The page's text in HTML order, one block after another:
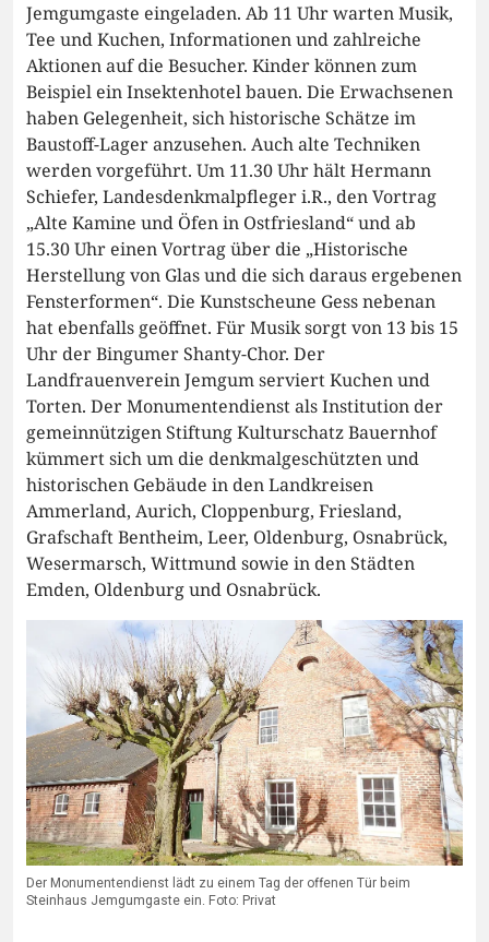
Jemgumgaste eingeladen. Ab 11 Uhr warten Musik,
Tee und Kuchen, Informationen und zahlreiche
Aktionen auf die Besucher. Kinder können zum
Beispiel ein Insektenhotel bauen. Die Erwachsenen
haben Gelegenheit, sich historische Schätze im
Baustoff-Lager anzusehen. Auch alte Techniken
werden vorgeführt. Um 11.30 Uhr hält Hermann
Schiefer, Landesdenkmalpfleger i.R., den Vortrag
„Alte Kamine und Öfen in Ostfriesland“ und ab
15.30 Uhr einen Vortrag über die „Historische
Herstellung von Glas und die sich daraus ergebenen
Fensterformen“. Die Kunstscheune Gess nebenan
hat ebenfalls geöffnet. Für Musik sorgt von 13 bis 15
Uhr der Bingumer Shanty-Chor. Der
Landfrauenverein Jemgum serviert Kuchen und
Torten. Der Monumentendienst als Institution der
gemeinnützigen Stiftung Kulturschatz Bauernhof
kümmert sich um die denkmalgeschützten und
historischen Gebäude in den Landkreisen
Ammerland, Aurich, Cloppenburg, Friesland,
Grafschaft Bentheim, Leer, Oldenburg, Osnabrück,
Wesermarsch, Wittmund sowie in den Städten
Emden, Oldenburg und Osnabrück.
Der Monumentendienst lädt zu einem Tag der offenen Tür beim
Steinhaus Jemgumgaste ein. Foto: Privat